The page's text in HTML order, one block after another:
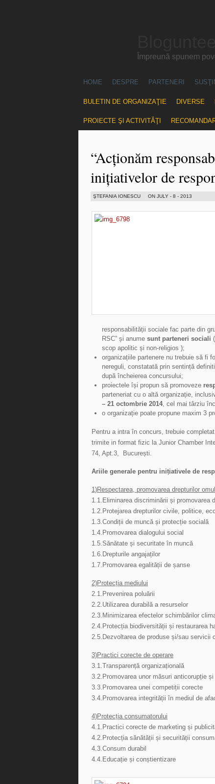
Împreună spunem
HOME DESPRE PARTENERI
BULETIN DE ORGANIZAŢIE DIVERSE
PROIECTE ŞI ACTIVITĂŢI
“Acționăm
inițiativelor de
ŞTEFANIA IONESCU ON JULY - 8 - 2013
responsabilității sociale fac parte din
RSC” și anume sunt parteneri sociali
scop apolitic și non-religios );
organizațiile partenere nu trebuie să fi
nereguli, constatată prin sentință
după încheierea concursului;
proiectele își propun să promoveze
parteneriat cu o altă organizație,
– 21 octombrie 2014, cel mai târziu
o organizație poate propune maxim 3
Pentru a intra în concurs, trebuie
trimite in format fizic la Junior Chamber
74, Apt.3, București.
Ariile generale pentru inițiativele de
1)Respectarea, promovarea drepturilor
1.1.Eliminarea discriminării și promovarea
1.2.Protejarea drepturilor civile, politice,
1.3.Condiții de muncă și protecție socială
1.4.Promovarea dialogului social
1.5.Sănătate și securitate în muncă
1.6.Drepturile angajaților
1.7.Promovarea egalității de șanse
2)Protecția mediului
2.1.Prevenirea poluării
2.2.Utilizarea durabilă a resurselor
2.3.Minimizarea efectelor schimbărilor
2.4.Protecția biodiversității și restaurarea
2.5.Dezvoltarea de produse și/sau servicii
3)Practici corecte de operare
3.1.Transparență organizațională
3.2.Promovarea unor măsuri anticorupție
3.3.Promovarea unei competiții corecte
3.4.Promovarea integrității în mediul de
4)Protecția consumatorului
4.1.Practici corecte de marketing și
4.2.Protecția sănătății și securității
4.3.Consum durabil
4.4.Educație și conștientizare